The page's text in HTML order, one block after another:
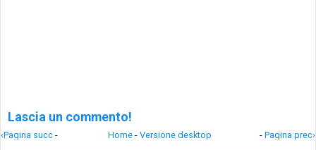
Lascia un commento!
‹Pagina succ - - Pagina prec›
Home - Versione desktop